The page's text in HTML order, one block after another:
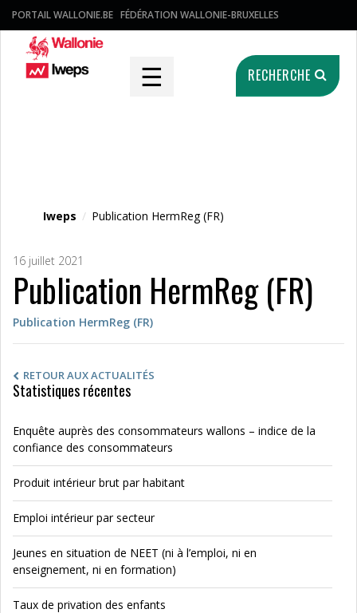
PORTAIL WALLONIE.BE FÉDÉRATION WALLONIE-BRUXELLES
☰ RECHERCHE
Iweps / Publication HermReg (FR)
16 juillet 2021
Publication HermReg (FR)
Publication HermReg (FR)
RETOUR AUX ACTUALITÉS
Statistiques récentes
Enquête auprès des consommateurs wallons – indice de la
confiance des consommateurs
Produit intérieur brut par habitant
Emploi intérieur par secteur
Jeunes en situation de NEET (ni à l’emploi, ni en
enseignement, ni en formation)
Taux de privation des enfants